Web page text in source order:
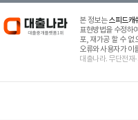
본 정보는스피드캐
표현방법을 수정하
포, 재가공 할 수 없
오류와 사용자가 이
대출나라. 무단전재